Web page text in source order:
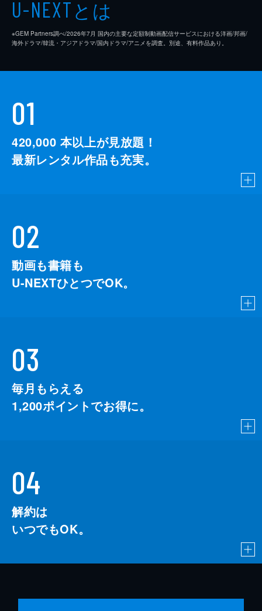
U-NEXTとは
※GEM Partners調べ/2026年7⽉ 国内の主要な定額制動画配信サービスにおける洋画/邦画/
海外ドラマ/韓流・アジアドラマ/国内ドラマ/アニメを調査。別途、有料作品あり。
01
420,000 本以上が見放題！
最新レンタル作品も充実。
02
動画も書籍も
U-NEXTひとつでOK。
03
毎月もらえる
1,200ポイントでお得に。
04
解約は
いつでもOK。